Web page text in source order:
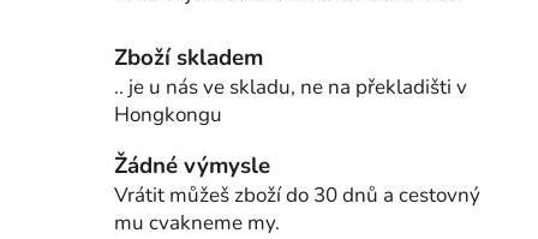
Zboží skladem
.. je u nás ve skladu, ne na překladišti v
Hongkongu
Žádné výmysle
Vrátit můžeš zboží do 30 dnů a cestovný
mu cvakneme my.